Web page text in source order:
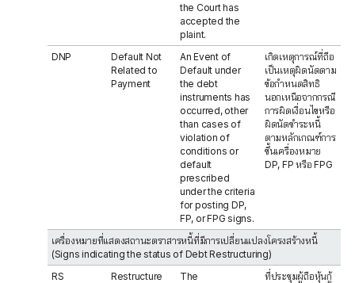
the Court has
accepted the
plaint.
DNP
Default Not
Related to
Payment
An Event of
Default under
the debt
instruments has
occurred, other
than cases of
violation of
conditions or
default
prescribed
under the criteria
for posting DP,
FP, or FPG signs.
เกิดเหตุการณ์ที่ถือ
เป็นเหตุผิดนัดตาม
ข้อกำหนดสิทธิ
นอกเหนือจากกรณี
การผิดเงื่อนไขหรือ
ผิดนัดชำระหนี้
ตามหลักเกณฑ์การ
ขึ้นเครื่องหมาย
DP, FP หรือ FPG
เครื่องหมายที่แสดงสถานะตราสารหนี้ที่มีการเปลี่ยนแปลงโครงสร้างหนี้
(Signs indicating the status of Debt Restructuring)
RS
Restructure
The
ที่ประชุมผู้ถือหุ้นกู้